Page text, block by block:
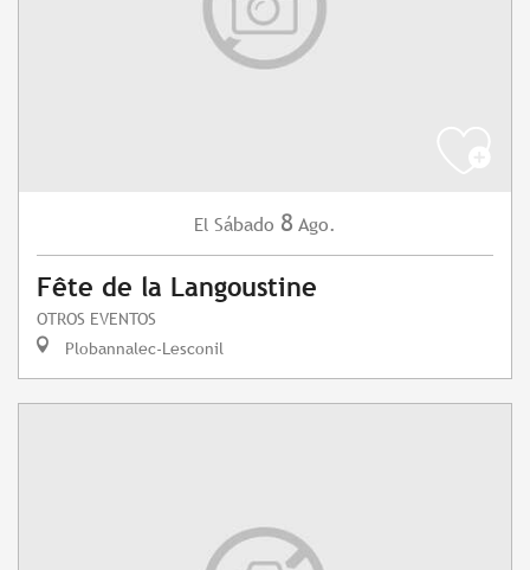
El Sábado 8 Ago.
Fête de la Langoustine
OTROS EVENTOS
Plobannalec-Lesconil